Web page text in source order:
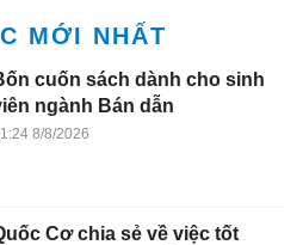
MỚI NHẤT
cuốn sách dành cho sinh
ngành Bán dẫn
8/8/2026
Cơ chia sẻ về việc tốt